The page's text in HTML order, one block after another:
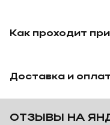
Возможна доставка с
Как проходит
Доставка и
ОТЗЫВЫ НА